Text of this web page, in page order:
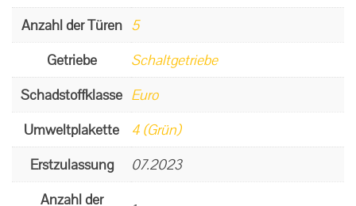
Anzahl der Türen 5
Getriebe
Schaltgetriebe
Schadstoffklasse Euro
Umweltplakette
4 (Grün)
Erstzulassung
07.2023
Anzahl der